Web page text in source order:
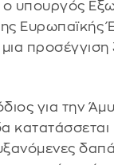
ο υπουργός
Ευρωπαϊκής
για την